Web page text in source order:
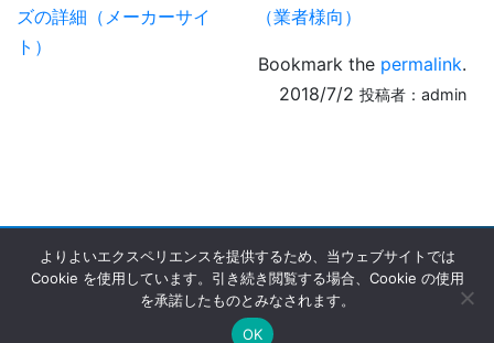
ズの詳細（メーカーサイ
ト）
（業者様向）
Bookmark the permalink.
2018/7/2 投稿者： admin
Copyright © G＆GJAPAN｜ミリタリー・軍用品輸入代理店 All
よりよいエクスペリエンスを提供するため、当ウェブサイトでは
Cookie を使用しています。引き続き閲覧する場合、Cookie の使用
を承諾したものとみなされます。
OK